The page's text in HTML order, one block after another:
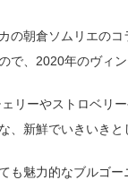
の朝倉ソムリエの
、2020年のヴィン
リーやストロベリ
新鮮でいきいきと
魅力的なブルゴー